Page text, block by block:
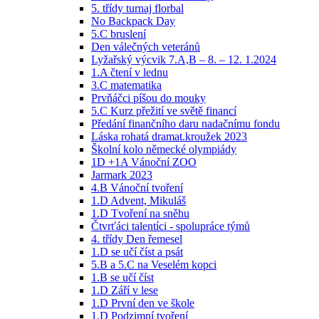
5. třídy turnaj florbal
No Backpack Day
5.C bruslení
Den válečných veteránů
Lyžařský výcvik 7.A,B – 8. – 12. 1.2024
1.A čtení v lednu
3.C matematika
Prvňáčci píšou do mouky
5.C Kurz přežití ve světě financí
Předání finančního daru nadačnímu fondu
Láska rohatá dramat.kroužek 2023
Školní kolo německé olympiády
1D +1A Vánoční ZOO
Jarmark 2023
4.B Vánoční tvoření
1.D Advent, Mikuláš
1.D Tvoření na sněhu
Čtvrťáci talentíci - spolupráce týmů
4. třídy Den řemesel
1.D se učí číst a psát
5.B a 5.C na Veselém kopci
1.B se učí číst
1.D Září v lese
1.D První den ve škole
1.D Podzimní tvoření